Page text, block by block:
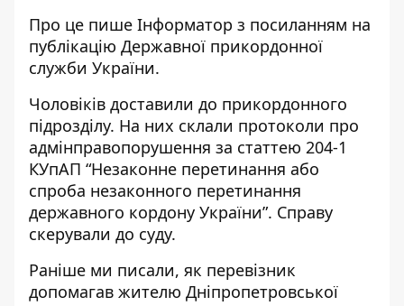
Про це пише Інформатор з посиланням на
публікацію Державної прикордонної
служби України.
Чоловіків доставили до прикордонного
підрозділу. На них склали протоколи про
адмінправопорушення за статтею 204-1
КУпАП “Незаконне перетинання або
спроба незаконного перетинання
державного кордону України”. Справу
скерували до суду.
Раніше ми писали, як перевізник
допомагав жителю Дніпропетровської